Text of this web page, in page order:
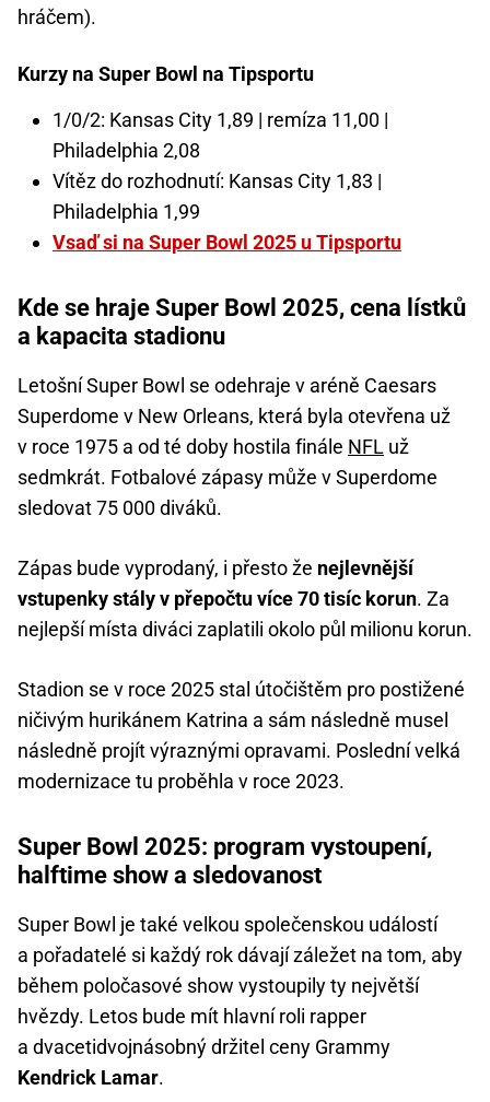
hráčem).
Kurzy na Super Bowl na Tipsportu
1/0/2: Kansas City 1,89 | remíza 11,00 |
Philadelphia 2,08
Vítěz do rozhodnutí: Kansas City 1,83 |
Philadelphia 1,99
Vsaď si na Super Bowl 2025 u Tipsportu
Kde se hraje Super Bowl 2025, cena lístků
a kapacita stadionu
Letošní Super Bowl se odehraje v aréně Caesars
Superdome v New Orleans, která byla otevřena už
v roce 1975 a od té doby hostila finále NFL už
sedmkrát. Fotbalové zápasy může v Superdome
sledovat 75 000 diváků.
Zápas bude vyprodaný, i přesto že nejlevnější
vstupenky stály v přepočtu více 70 tisíc korun. Za
nejlepší místa diváci zaplatili okolo půl milionu korun.
Stadion se v roce 2025 stal útočištěm pro postižené
ničivým hurikánem Katrina a sám následně musel
následně projít výraznými opravami. Poslední velká
modernizace tu proběhla v roce 2023.
Super Bowl 2025: program vystoupení,
halftime show a sledovanost
Super Bowl je také velkou společenskou událostí
a pořadatelé si každý rok dávají záležet na tom, aby
během poločasové show vystoupily ty největší
hvězdy. Letos bude mít hlavní roli rapper
a dvacetidvojnásobný držitel ceny Grammy
Kendrick Lamar.